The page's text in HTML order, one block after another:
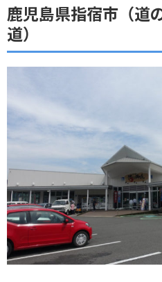
鹿児島県指宿市（道
道）